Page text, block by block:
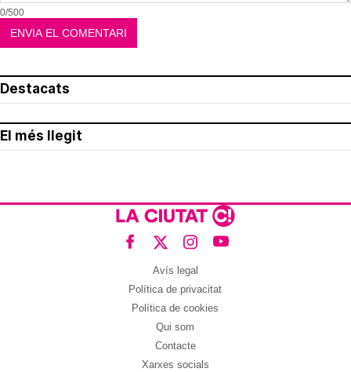
0/500
Destacats
El més llegit
Avís legal
Política de privacitat
Política de cookies
Qui som
Contacte
Xarxes socials